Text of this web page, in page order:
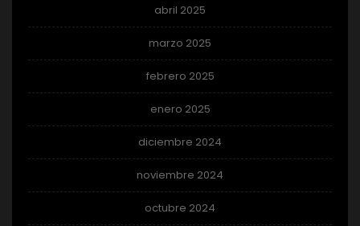
abril 2025
marzo 2025
febrero 2025
enero 2025
diciembre 2024
noviembre 2024
octubre 2024